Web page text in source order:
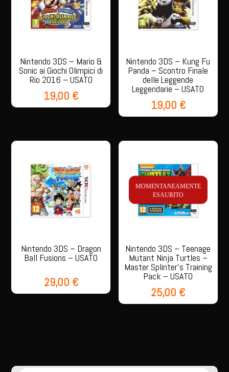
Nintendo 3DS – Mario &
Sonic ai Giochi Olimpici di
Rio 2016 – USATO
19,00 €
Nintendo 3DS – Kung Fu
Panda – Scontro Finale
delle Leggende
Leggendarie – USATO
19,00 €
Nintendo 3DS – Dragon
Ball Fusions – USATO
29,00 €
MOMENTANEAMENTE
ESAURITO
Nintendo 3DS – Teenage
Mutant Ninja Turtles –
Master Splinter’s Training
Pack – USATO
25,00 €